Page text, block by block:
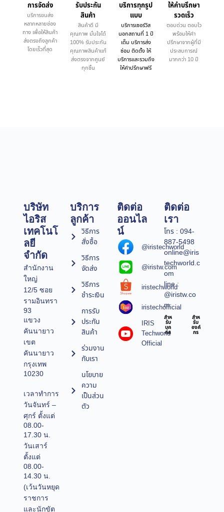
การจัดส่ง
บริการขนส่ง
หลากหลายช่อง
ทาง เพื่อให้สินค้า
ส่งตรงถึงลูกค้า
โดยเร็วที่สุด
รับประกัน
สินค้า
สินค้าดี มี
คุณภาพ มั่นใจได้
100% รับประกัน
คุณภาพสินค้าแท้
ส่งตรงจากศูนย์
ทุกชิ้น
บริการทุกรูป
แบบ
บริการเซอร์วิส
นอกสถานที่ 1 ปี
เต็ม บริการส่ง
ซ่อม ติดตั้ง ให้
บริการและรวมถึง
ให้คำปรึกษาฟรี
ให้คำบรึกษา
รวดเร็ว
ตอบด่วน ตอบไว
พร้อมให้คำ
ปรึกษาจากผู้ที่มี
ประสบการณ์
มากกว่า 10 ปี
บริษัท
ไอริส
เทคโนโ
ลยี
จำกัด
สำนักงาน
ใหญ่
12/5 ซอย
รามอินทรา
93
แขวง
คันนายาว
เขต
คันนายาว
กรุงเทพ
10230
เวลาทำการ
วันจันทร์ –
ศุกร์ ตั้งแต่
08.00-
17.30 น.
วันเสาร์
ตั้งแต่
08.00-
14.30 น.
(เว้นวันหยุด
ราชการ
และนักขัต
บริการ
ลูกค้า
วิธีการ
สั่งซื้อ
วิธีการ
จัดส่ง
วิธีการ
ชำระเงิน
การรับ
ประกัน
สินค้า
ร่วมงาน
กับเรา
นโยบาย
ความ
เป็นส่วน
ตัว
ติดต่อ
ออนไล
น์
@iristechworld
@iristw.com
iristechworld
iristechofficial
IRIS
Techworld
Official
ติดต่อ
เรา
โทร : 094-
887-5498
online@iris
techworld.c
om
line :
@iristw.co
m
สำห
รับ
บุค
คล
สำห
รับ
องค์
กร